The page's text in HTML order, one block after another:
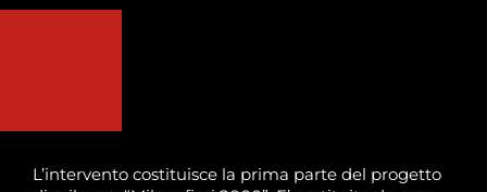
L’intervento costituisce la prima parte del progetto